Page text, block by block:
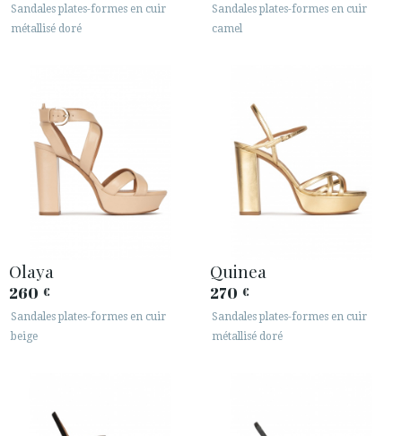
Sandales plates-formes en cuir
métallisé doré
Sandales plates-formes en cuir
camel
Olaya
260 €
Sandales plates-formes en cuir
beige
Quinea
270 €
Sandales plates-formes en cuir
métallisé doré